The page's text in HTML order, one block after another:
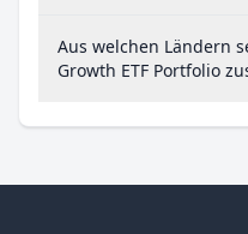
Aus welchen Ländern
Growth ETF Portfolio